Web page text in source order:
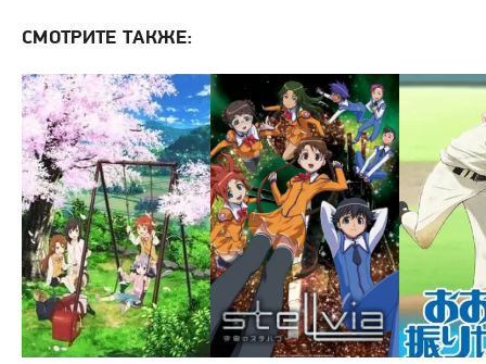
СМОТРИТЕ ТАКЖЕ: